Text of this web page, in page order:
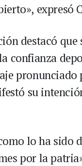
expresó
destacó
confianza
su
lo ha sido
por la